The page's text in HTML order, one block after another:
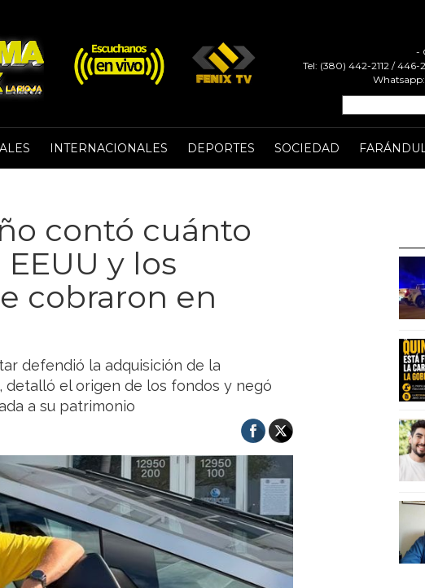
-
Tel: (380) 442-2112 /
INTERNACIONALES DEPORTES SOCIEDAD
contó cuánto
y los
cobraron en
defendió la adquisición de la
detalló el origen de los fondos y negó
a su patrimonio